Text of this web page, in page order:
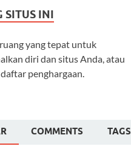
SITUS INI
yang tepat untuk
diri dan situs Anda, atau
penghargaan.
COMMENTS TAGS